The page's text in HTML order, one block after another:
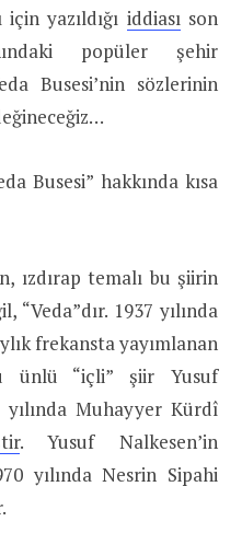
yazıldığı iddiasıson
popüler şehir
Busesi’nin sözlerinin
Busesi” hakkında kısa
ızdırap temalı bu şiirin
“Veda”dır. 1937 yılında
frekansta yayımlanan
ünlü “içli” şiir Yusuf
Muhayyer Kürdî
. Yusuf Nalkesen’in
yılında Nesrin Sipahi